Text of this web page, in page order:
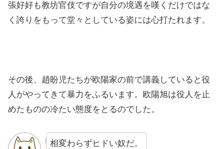
張好好も教坊官伎ですが自分の境遇を嘆くだけではな
く誇りをもって堂々としている姿には心打たれます。
その後、趙盼児たちが欧陽家の前で講義していると役
人がやってきて暴力をふるいます。欧陽旭は役人を止
めたものの冷たい態度をとるのでした。
相変わらずヒドい奴だ。